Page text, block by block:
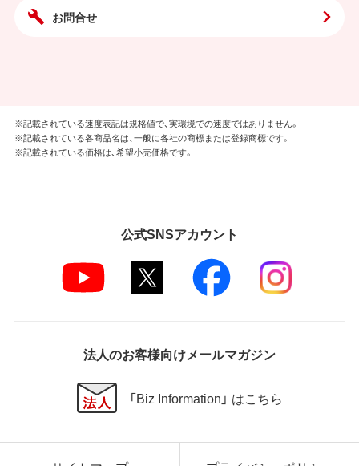
お問合せ
※記載されている速度表記は規格値で、実環境での速度ではありません。
※記載されている各商品名は、一般に各社の商標または登録商標です。
※記載されている価格は、希望小売価格です。
公式SNSアカウント
法人のお客様向けメールマガジン
「Biz Information」 はこちら